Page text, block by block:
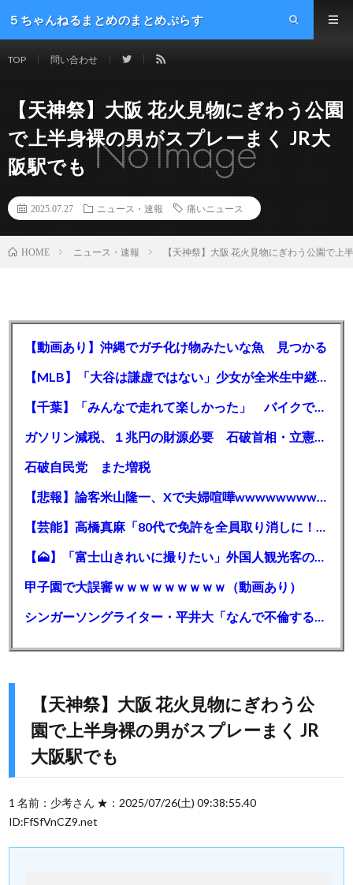
５ちゃんねるまとめのまとめぷらす
TOP 問い合わせ
【天神祭】大阪 花火見物にぎわう公園
で上半身裸の男がスプレーまく JR大
阪駅でも
2025.07.27 ニュース・速報 痛いニュース
HOME ニュース・速報 【天神祭】大阪 花火見物にぎわう公園で上
【動画あり】沖縄でガチ化け物みたいな魚 見つかる
【MLB】「大谷は謙虚ではない」少女が全米生中継で突然の大谷翔平批判 サイン無視された過去明かす
【千葉】「みんなで走れて楽しかった」 バイクでバースデー集団暴走 男女５７人を書類送検 SNSで参加者募る
ガソリン減税、１兆円の財源必要 石破首相・立憲野田氏「財源は死に物狂いで確保しなければならない」「本当に死に物狂いで」
石破自民党 また増税
【悲報】論客米山隆一、Xで夫婦喧嘩wwwwwwwwwwww
【芸能】高橋真麻「80代で免許を全員取り消しに！」 高齢ドライバーの事故問題で、高齢者の運転免許取り消し法を提案
【🗻】「富士山きれいに撮りたい」外国人観光客のレンタカー事故が急増…「ハンドルが逆で慣れず」、道の狭さも
甲子園で大誤審ｗｗｗｗｗｗｗｗｗ（動画あり）
シンガーソングライター・平井大「なんで不倫するか知ってる？妥協で結婚するからさ。」←浅すぎると大炎上
【天神祭】大阪 花火見物にぎわう公
園で上半身裸の男がスプレーまく JR
大阪駅でも
1 名前：少考さん ★：2025/07/26(土) 09:38:55.40
ID:FfSfVnCZ9.net